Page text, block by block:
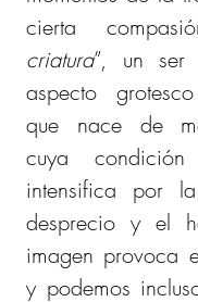
cierta
criatura”, un ser
aspecto
que nace de
cuya
intensifica por
desprecio y el
imagen provoca
y podemos